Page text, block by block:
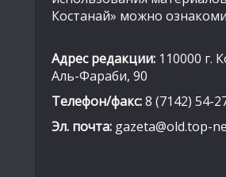
Костанай» можно
Адрес редакции: 110000 г.
Аль-Фараби, 90
Телефон/факс:8 (7142) 54-
Эл. почта: gazeta@old.top-